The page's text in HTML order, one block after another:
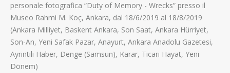
personale fotografica “Duty of Memory - Wrecks” presso il
Museo Rahmi M. Koç, Ankara, dal 18/6/2019 al 18/8/2019
(Ankara Milliyet, Baskent Ankara, Son Saat, Ankara Hürriyet,
Son-An, Yeni Safak Pazar, Anayurt, Ankara Anadolu Gazetesi,
Ayrintili Haber, Denge (Samsun), Karar, Ticari Hayat, Yeni
Dönem)